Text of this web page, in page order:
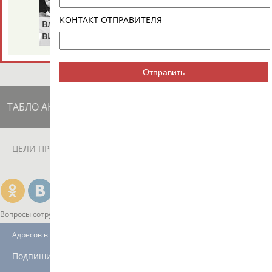
лица команды,...
Информационное агентство СТАДИОН
27.08.2016
ТАБЛО АКТИВНОСТИ
ЦЕЛИ ПРОЕКТА
Вопросы сотрудничества и совместной деятельности
Адресов в новостной рассылке: 996
Подпишись
Владимир
ВИКУЛОВ
Володар
ЗВЕЗДКИН
КОНТАКТ ОТПРАВИТЕЛЯ
Отправить